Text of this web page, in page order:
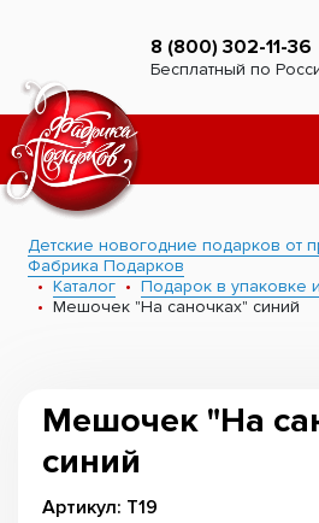
8 (800) 302-11-36
Бесплатный по
Детские новогодние подарков от
Фабрика Подарков
Каталог
Подарок в упаковке
Мешочек "На саночках" синий
Мешочек "На
синий
Артикул: Т19